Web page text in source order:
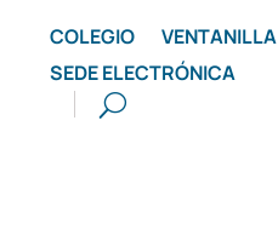
COLEGIO VENTANILLA
SEDE ELECTRÓNICA